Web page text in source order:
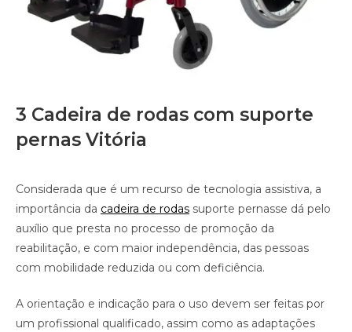
3 Cadeira de rodas com suporte
pernas Vitória
Considerada que é um recurso de tecnologia assistiva, a
importância da cadeira de rodas suporte pernasse dá pelo
auxílio que presta no processo de promoção da
reabilitação, e com maior independência, das pessoas
com mobilidade reduzida ou com deficiência.
A orientação e indicação para o uso devem ser feitas por
um profissional qualificado, assim como as adaptações